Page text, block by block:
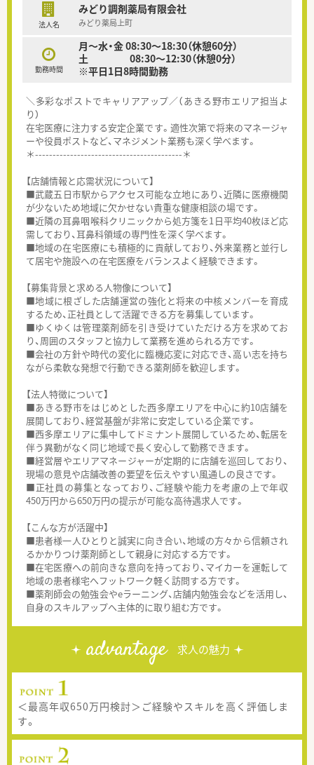
法人名
みどり調剤薬局有限会社
みどり薬局上町
勤務時間
月～水・金 08:30～18:30（休憩60分）
土 08:30～12:30（休憩0分）
※平日1日8時間勤務
＼多彩なポストでキャリアアップ／（あきる野市エリア担当よ
り）
在宅医療に注力する安定企業です。適性次第で将来のマネージャ
ーや役員ポストなど、マネジメント業務も深く学べます。
＊------------------------------------------＊
【店舗情報と応需状況について】
■武蔵五日市駅からアクセス可能な立地にあり、近隣に医療機関
が少ないため地域に欠かせない貴重な健康相談の場です。
■近隣の耳鼻咽喉科クリニックから処方箋を1日平均40枚ほど応
需しており、耳鼻科領域の専門性を深く学べます。
■地域の在宅医療にも積極的に貢献しており、外来業務と並行し
て居宅や施設への在宅医療をバランスよく経験できます。
【募集背景と求める人物像について】
■地域に根ざした店舗運営の強化と将来の中核メンバーを育成
するため、正社員として活躍できる方を募集しています。
■ゆくゆくは管理薬剤師を引き受けていただける方を求めてお
り、周囲のスタッフと協力して業務を進められる方です。
■会社の方針や時代の変化に臨機応変に対応でき、高い志を持ち
ながら柔軟な発想で行動できる薬剤師を歓迎します。
【法人特徴について】
■あきる野市をはじめとした西多摩エリアを中心に約10店舗を
展開しており、経営基盤が非常に安定している企業です。
■西多摩エリアに集中してドミナント展開しているため、転居を
伴う異動がなく同じ地域で長く安心して勤務できます。
■経営層やエリアマネージャーが定期的に店舗を巡回しており、
現場の意見や店舗改善の要望を伝えやすい風通しの良さです。
■正社員の募集となっており、ご経験や能力を考慮の上で年収
450万円から650万円の提示が可能な高待遇求人です。
【こんな方が活躍中】
■患者様一人ひとりと誠実に向き合い、地域の方々から信頼され
るかかりつけ薬剤師として親身に対応する方です。
■在宅医療への前向きな意向を持っており、マイカーを運転して
地域の患者様宅へフットワーク軽く訪問する方です。
■薬剤師会の勉強会やeラーニング、店舗内勉強会などを活用し、
自身のスキルアップへ主体的に取り組む方です。
advantage 求人の魅力
＜最高年収650万円検討＞ご経験やスキルを高く評価しま
す。